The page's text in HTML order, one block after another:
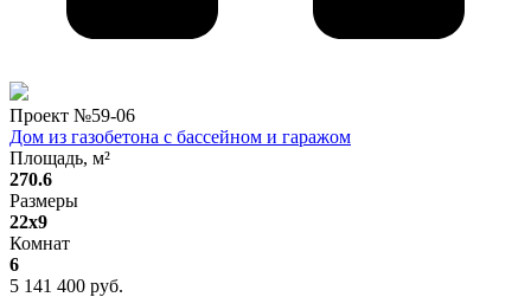
Проект №59-06
Дом из газобетона с бассейном и гаражом
Площадь, м²
270.6
Размеры
22x9
Комнат
6
5 141 400 руб.